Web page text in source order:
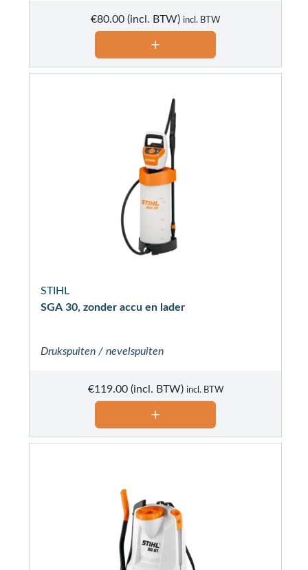
€80.00 incl. BTW
STIHL
SGA 30, zonder accu en lader
Drukspuiten / nevelspuiten
€119.00 incl. BTW